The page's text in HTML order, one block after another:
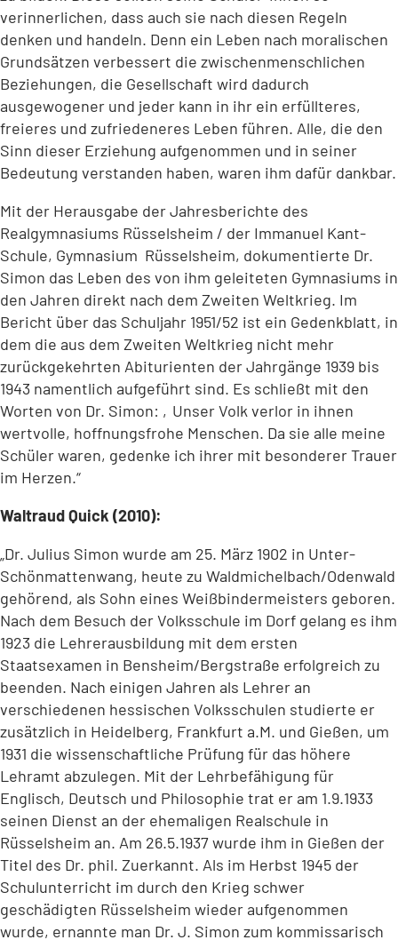
verinnerlichen, dass auch sie nach diesen Regeln
denken und handeln. Denn ein Leben nach moralischen
Grundsätzen verbessert die zwischenmenschlichen
Beziehungen, die Gesellschaft wird dadurch
ausgewogener und jeder kann in ihr ein erfüllteres,
freieres und zufriedeneres Leben führen. Alle, die den
Sinn dieser Erziehung aufgenommen und in seiner
Bedeutung verstanden haben, waren ihm dafür dankbar.
Mit der Herausgabe der Jahresberichte des
Realgymnasiums Rüsselsheim / der Immanuel Kant-
Schule, Gymnasium Rüsselsheim, dokumentierte Dr.
Simon das Leben des von ihm geleiteten Gymnasiums in
den Jahren direkt nach dem Zweiten Weltkrieg. Im
Bericht über das Schuljahr 1951/52 ist ein Gedenkblatt, in
dem die aus dem Zweiten Weltkrieg nicht mehr
zurückgekehrten Abiturienten der Jahrgänge 1939 bis
1943 namentlich aufgeführt sind. Es schließt mit den
Worten von Dr. Simon: ‚Unser Volk verlor in ihnen
wertvolle, hoffnungsfrohe Menschen. Da sie alle meine
Schüler waren, gedenke ich ihrer mit besonderer Trauer
im Herzen.“
Waltraud Quick (2010):
„Dr. Julius Simon wurde am 25. März 1902 in Unter-
Schönmattenwang, heute zu Waldmichelbach/Odenwald
gehörend, als Sohn eines Weißbindermeisters geboren.
Nach dem Besuch der Volksschule im Dorf gelang es ihm
1923 die Lehrerausbildung mit dem ersten
Staatsexamen in Bensheim/Bergstraße erfolgreich zu
beenden. Nach einigen Jahren als Lehrer an
verschiedenen hessischen Volksschulen studierte er
zusätzlich in Heidelberg, Frankfurt a.M. und Gießen, um
1931 die wissenschaftliche Prüfung für das höhere
Lehramt abzulegen. Mit der Lehrbefähigung für
Englisch, Deutsch und Philosophie trat er am 1.9.1933
seinen Dienst an der ehemaligen Realschule in
Rüsselsheim an. Am 26.5.1937 wurde ihm in Gießen der
Titel des Dr. phil. Zuerkannt. Als im Herbst 1945 der
Schulunterricht im durch den Krieg schwer
geschädigten Rüsselsheim wieder aufgenommen
wurde, ernannte man Dr. J. Simon zum kommissarisch